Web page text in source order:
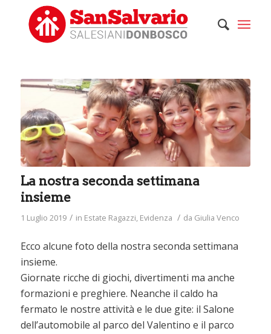
La nostra seconda settimana
insieme
1 Luglio 2019 / in Estate Ragazzi, Evidenza / da Giulia Venco
Ecco alcune foto della nostra seconda settimana
insieme.
Giornate ricche di giochi, divertimenti ma anche
formazioni e preghiere. Neanche il caldo ha
fermato le nostre attività e le due gite: il Salone
dell’automobile al parco del Valentino e il parco